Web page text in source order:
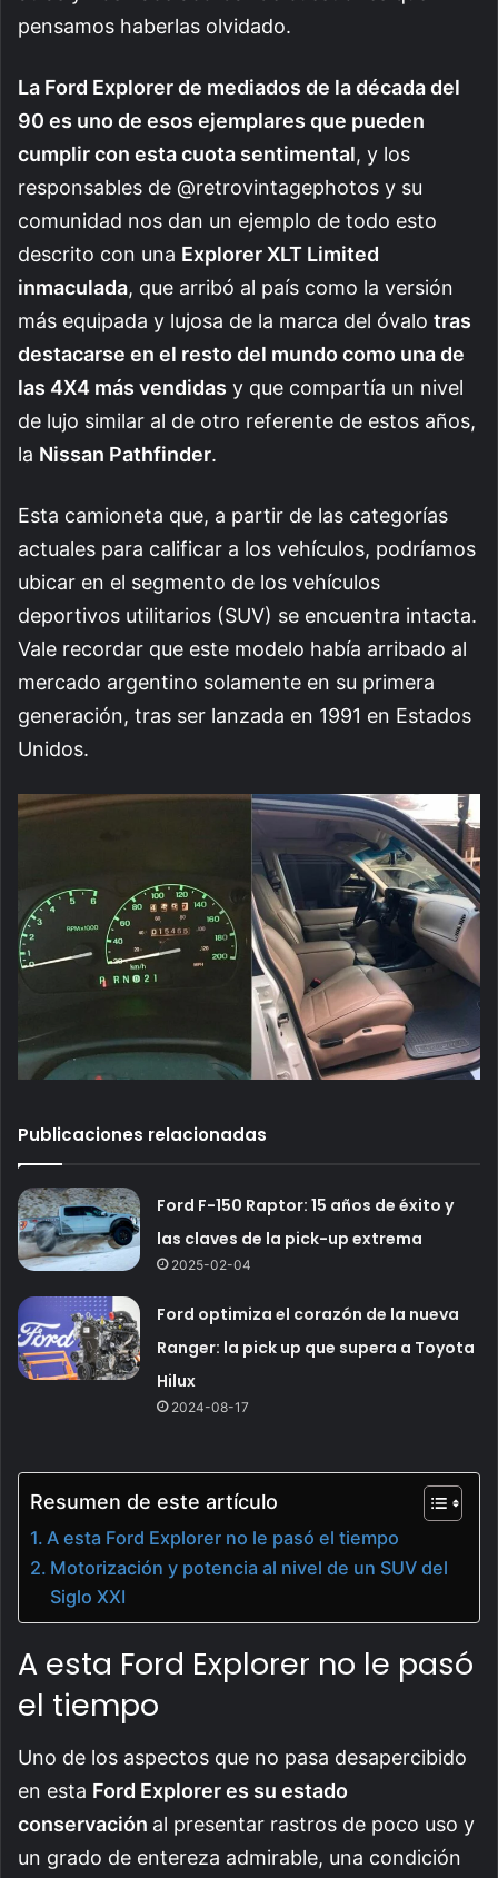
pensamos haberlas olvidado.
La Ford Explorer de mediados de la década del
90 es uno de esos ejemplares que pueden
cumplir con esta cuota sentimental, y los
responsables de @retrovintagephotos y su
comunidad nos dan un ejemplo de todo esto
descrito con una Explorer XLT Limited
inmaculada, que arribó al país como la versión
más equipada y lujosa de la marca del óvalo tras
destacarse en el resto del mundo como una de
las 4X4 más vendidas y que compartía un nivel
de lujo similar al de otro referente de estos años,
la Nissan Pathfinder.
Esta camioneta que, a partir de las categorías
actuales para calificar a los vehículos, podríamos
ubicar en el segmento de los vehículos
deportivos utilitarios (SUV) se encuentra intacta.
Vale recordar que este modelo había arribado al
mercado argentino solamente en su primera
generación, tras ser lanzada en 1991 en Estados
Unidos.
Publicaciones relacionadas
Ford F-150 Raptor: 15 años de éxito y
las claves de la pick-up extrema
2025-02-04
Ford optimiza el corazón de la nueva
Ranger: la pick up que supera a Toyota
Hilux
2024-08-17
Resumen de este artículo
A esta Ford Explorer no le pasó el tiempo
Motorización y potencia al nivel de un SUV del
Siglo XXI
A esta Ford Explorer no le pasó
el tiempo
Uno de los aspectos que no pasa desapercibido
en esta Ford Explorer es su estado
conservación al presentar rastros de poco uso y
un grado de entereza admirable, una condición